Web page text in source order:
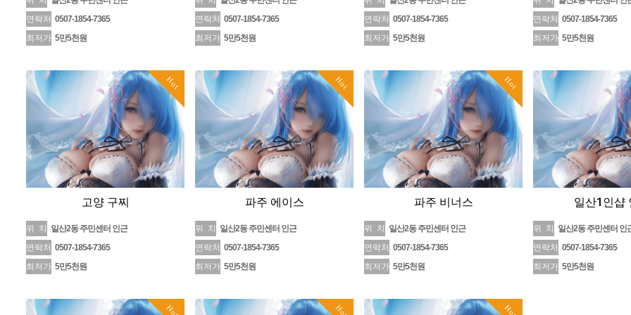
연락처 0507-1854-7365
최저가 5만5천원
연락처 0507-1854-7365
최저가 5만5천원
연락처 0507-1854-7365
최저가 5만5천원
연락처 0507-1854-7365
최저가 5만5천원
Hot
고양 구찌
위 치
일산2동 주민센터 인근
연락처 0507-1854-7365
최저가 5만5천원
Hot
파주 에이스
위 치
일산2동 주민센터 인근
연락처 0507-1854-7365
최저가 5만5천원
Hot
파주 비너스
위 치
일산2동 주민센터 인근
연락처 0507-1854-7365
최저가 5만5천원
일산1인샵
위 치
일산2동 주민센터 인
연락처 0507-1854-7365
최저가 5만5천원
Hot Hot Hot